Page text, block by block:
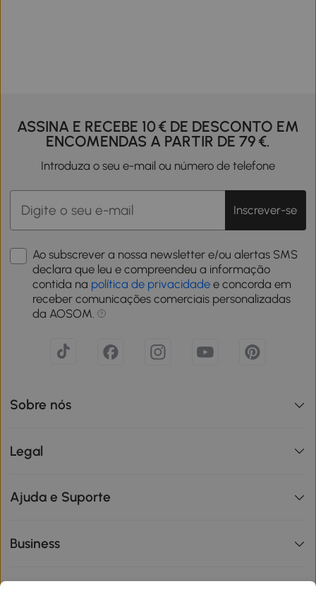
ASSINA E RECEBE 10 € DE DESCONTO EM
ENCOMENDAS A PARTIR DE 79 €.
Introduza o seu e-mail ou número de telefone
Inscrever-se
Ao subscrever a nossa newsletter e/ou alertas SMS
declara que leu e compreendeu a informação
contida na política de privacidade e concorda em
receber comunicações comerciais personalizadas
da AOSOM.
Sobre nós
Legal
Ajuda e Suporte
Business